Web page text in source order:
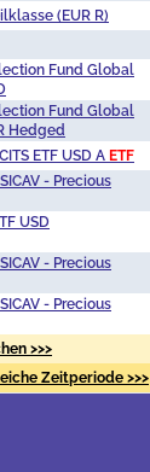
(EUR R)
Fund Global
Fund Global
Hedged
ETF USD A ETF
- Precious
USD
- Precious
- Precious
>>>
Zeitperiode >>>